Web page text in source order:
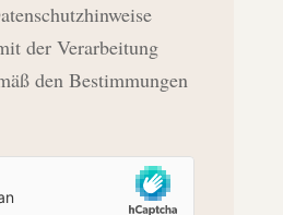
der Verarbeitung
den Bestimmungen